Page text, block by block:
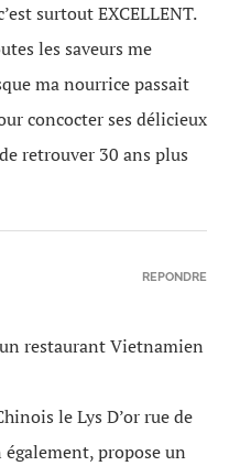
surtout EXCELLENT.
les saveurs me
ma nourrice passait
concocter ses délicieux
retrouver 30 ans plus
restaurant Vietnamien
le Lys D’or rue de
propose un
REPONDRE